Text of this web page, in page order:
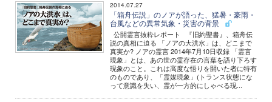
2014.07.27
「箱舟伝説」のノアが語った、猛暑・豪雨・
台風などの異常気象・災害の背景
公開霊言抜粋レポート 『旧約聖書』、箱舟伝
説の真相に迫る 「ノアの大洪水」は、どこまで
真実か? ノアの霊言 2014年7月10日収録 「霊言
現象」とは、あの世の霊存在の言葉を語り下ろす
現象のこと。これは高度な悟りを開いた者に特有
のものであり、「霊媒現象」(トランス状態にな
って意識を失い、霊が一方的にしゃべる現...